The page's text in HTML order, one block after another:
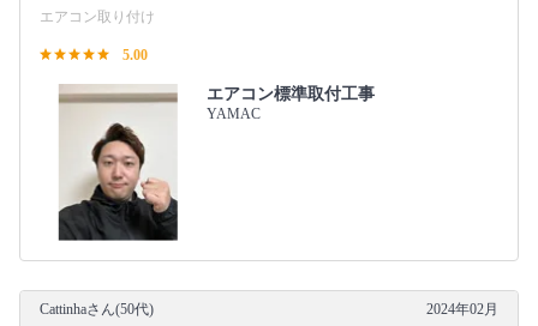
エアコン取り付け
5.00
エアコン標準取付工事
YAMAC
Cattinhaさん(50代) 2024年02月